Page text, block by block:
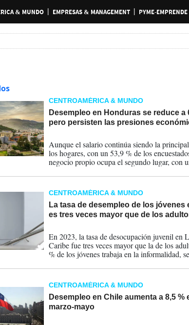
& MUNDO EMPRESAS & MANAGEMENT PYME-EMPRENDE
CENTROAMÉRICA & MUNDO
Desempleo en Honduras se reduce a
pero persisten las presiones
Aunque el salario continúa siendo la
los hogares, con un 53,9 % de los
negocio propio ocupa el segundo lugar, con
el 8,0 %, según los resultados de la encuesta.
CENTROAMÉRICA & MUNDO
La tasa de desempleo de los jóvenes
es tres veces mayor que de los
En 2023, la tasa de desocupación juvenil en
Caribe fue tres veces mayor que la de los
% de los jóvenes trabaja en la informalidad,
CENTROAMÉRICA & MUNDO
Desempleo en Chile aumenta a 8,5 %
marzo-mayo